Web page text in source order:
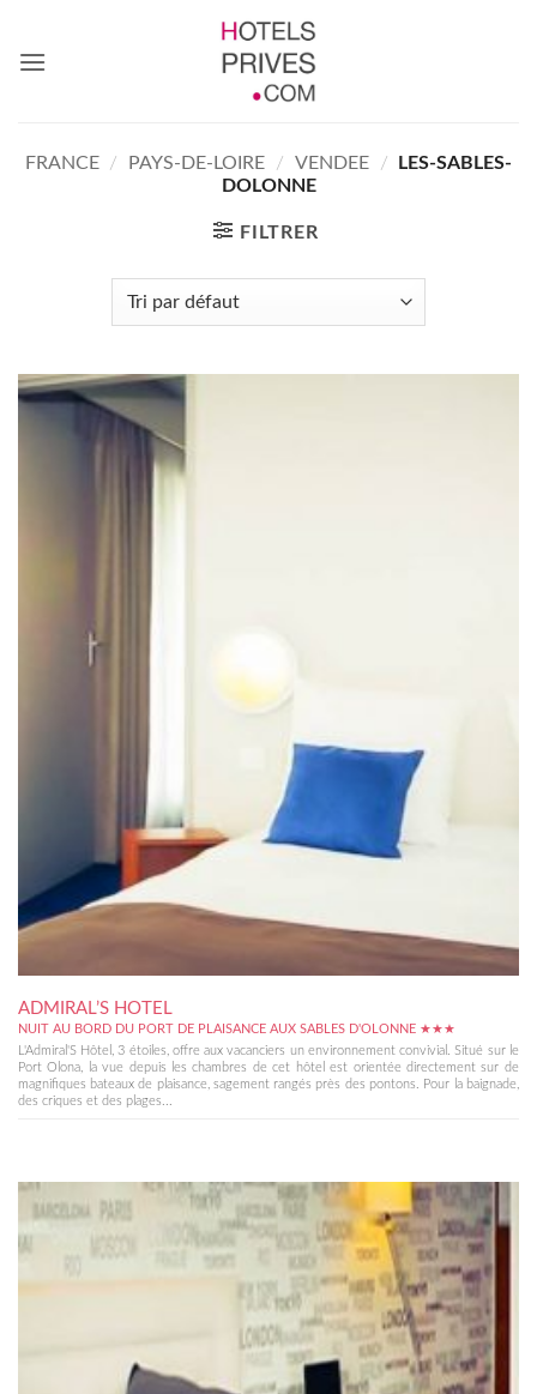
contenu
FRANCE / PAYS-DE-LOIRE / VENDEE /
LES-SABLES-
DOLONNE
FILTRER
ADMIRAL’S HOTEL
NUIT AU BORD DU PORT DE PLAISANCE AUX SABLES D'OLONNE ★★★
L'Admiral'S Hôtel, 3 étoiles, offre aux vacanciers un environnement convivial. Situé sur le
Port Olona, la vue depuis les chambres de cet hôtel est orientée directement sur de
magnifiques bateaux de plaisance, sagement rangés près des pontons. Pour la baignade,
des criques et des plages...